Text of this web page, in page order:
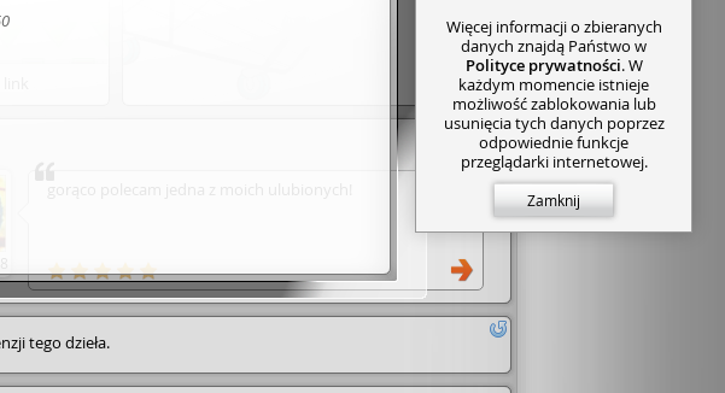
tego dzieła.
Więcej informacji o zbieranych
danych znajdą Państwo w
Polityce prywatności. W
każdym momencie istnieje
możliwość zablokowania lub
usunięcia tych danych poprzez
odpowiednie funkcje
przeglądarki internetowej.
Zamknij